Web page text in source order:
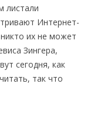
листали
Интернет-
их не может
Зингера,
сегодня, как
так что